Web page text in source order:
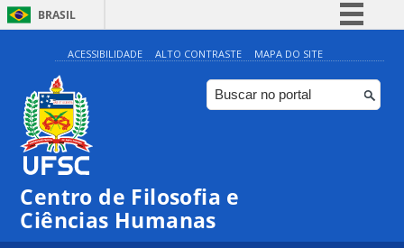
BRASIL
Simplifique!
Comunica BR
Participe
ACESSIBILIDADE ALTO CONTRASTE MAPA DO SITE
Centro de Filosofia e
Ciências Humanas